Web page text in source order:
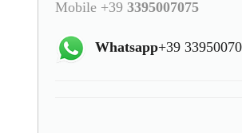
Mobile +39 3395007075
Whatsapp+39